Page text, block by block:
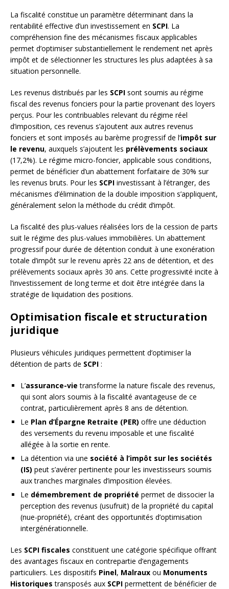
La fiscalité constitue un paramètre déterminant dans la
rentabilité effective d’un investissement en SCPI. La
compréhension fine des mécanismes fiscaux applicables
permet d’optimiser substantiellement le rendement net après
impôt et de sélectionner les structures les plus adaptées à sa
situation personnelle.
Les revenus distribués par les SCPI sont soumis au régime
fiscal des revenus fonciers pour la partie provenant des loyers
perçus. Pour les contribuables relevant du régime réel
d’imposition, ces revenus s’ajoutent aux autres revenus
fonciers et sont imposés au barème progressif de l’impôt sur
le revenu, auxquels s’ajoutent les prélèvements sociaux
(17,2%). Le régime micro-foncier, applicable sous conditions,
permet de bénéficier d’un abattement forfaitaire de 30% sur
les revenus bruts. Pour les SCPI investissant à l’étranger, des
mécanismes d’élimination de la double imposition s’appliquent,
généralement selon la méthode du crédit d’impôt.
La fiscalité des plus-values réalisées lors de la cession de parts
suit le régime des plus-values immobilières. Un abattement
progressif pour durée de détention conduit à une exonération
totale d’impôt sur le revenu après 22 ans de détention, et des
prélèvements sociaux après 30 ans. Cette progressivité incite à
l’investissement de long terme et doit être intégrée dans la
stratégie de liquidation des positions.
Optimisation fiscale et structuration
juridique
Plusieurs véhicules juridiques permettent d’optimiser la
détention de parts de SCPI :
L’assurance-vie transforme la nature fiscale des revenus,
qui sont alors soumis à la fiscalité avantageuse de ce
contrat, particulièrement après 8 ans de détention.
Le Plan d’Épargne Retraite (PER) offre une déduction
des versements du revenu imposable et une fiscalité
allégée à la sortie en rente.
La détention via une société à l’impôt sur les sociétés
(IS) peut s’avérer pertinente pour les investisseurs soumis
aux tranches marginales d’imposition élevées.
Le démembrement de propriété permet de dissocier la
perception des revenus (usufruit) de la propriété du capital
(nue-propriété), créant des opportunités d’optimisation
intergénérationnelle.
Les SCPI fiscales constituent une catégorie spécifique offrant
des avantages fiscaux en contrepartie d’engagements
particuliers. Les dispositifs Pinel, Malraux ou Monuments
Historiques transposés aux SCPI permettent de bénéficier de